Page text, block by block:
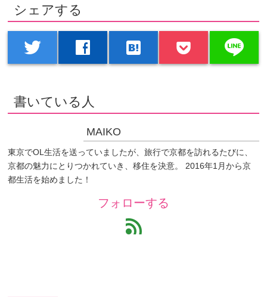
シェアする
twitter facebook hatenabookmark line
書いている人
MAIKO
東京でOL生活を送っていましたが、旅行で京都を訪れるたびに、
京都の魅力にとりつかれていき、移住を決意。 2016年1月から京
都生活を始めました！
フォローする
feed